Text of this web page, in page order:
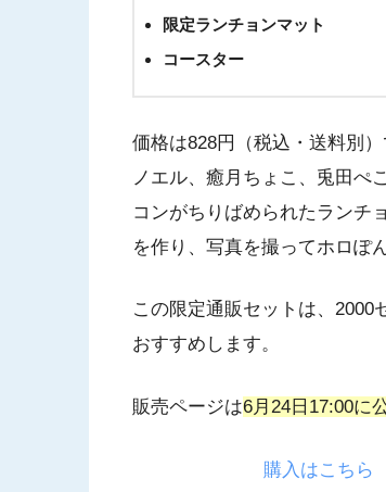
限定ランチョンマット
コースター
価格は828円（税込・送料別
ノエル、癒月ちょこ、兎田ぺ
コンがちりばめられたランチ
を作り、写真を撮ってホロぽ
この限定通販セットは、2000
おすすめします。
販売ページは6月24日17:00に
購入はこちら